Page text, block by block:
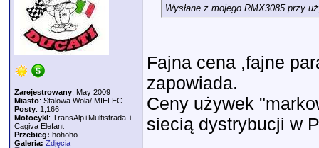
Zarejestrowany: May 2009
Miasto: Stalowa Wola/ MIELEC
Posty: 1,166
Motocykl: TransAlp+Multistrada +
Cagiva Elefant
Przebieg: hohoho
Galeria: Zdjęcia
Wysłane z mojego RMX3085 przy
Fajna cena ,fajne
zapowiada.
Ceny używek
siecią dystrybucji w